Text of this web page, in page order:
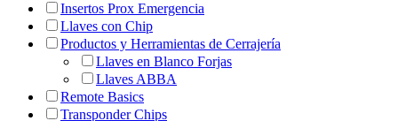
Insertos Prox Emergencia
Llaves con Chip
Productos y Herramientas de Cerrajería
Llaves en Blanco Forjas
Llaves ABBA
Remote Basics
Transponder Chips